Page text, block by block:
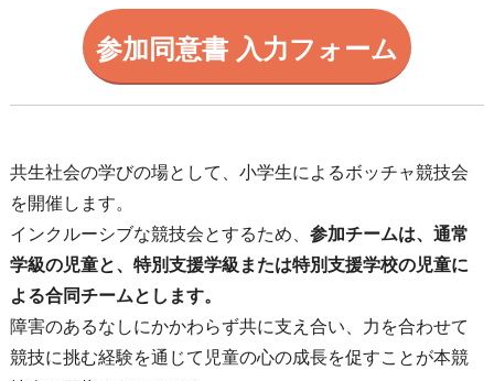
参加同意書 入力フォーム
共生社会の学びの場として、小学生によるボッチャ競技会
を開催します。
インクルーシブな競技会とするため、 参加チームは、通常
学級の児童と、特別支援学級または特別支援学校の児童に
よる合同チームとします。
障害のあるなしにかかわらず共に支え合い、力を合わせて
競技に挑む経験を通じて児童の心の成長を促すことが本競